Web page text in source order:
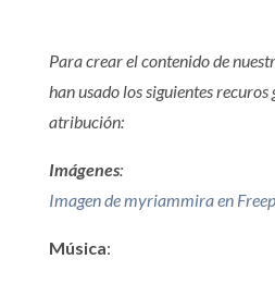
Para crear el contenido de
han usado los siguientes
atribución:
Imágenes:
Imagen de myriammira en
Música: